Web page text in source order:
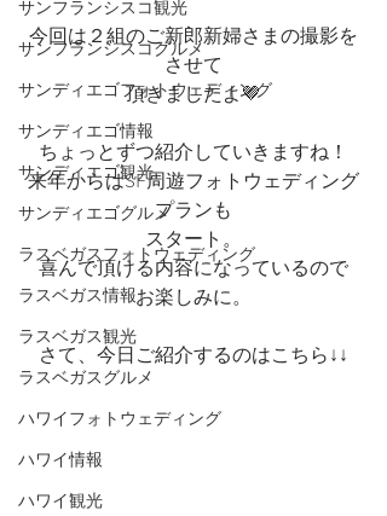
サンフランシスコ観光
サンフランシスコグルメ
サンディエゴフォトウェディング
サンディエゴ情報
サンディエゴ観光
サンディエゴグルメ
ラスベガスフォトウェディング
ラスベガス情報
ラスベガス観光
ラスベガスグルメ
ハワイフォトウェディング
ハワイ情報
ハワイ観光
今回は２組のご新郎新婦さまの撮影を
させて
頂きましたよ🤎
ちょっとずつ紹介していきますね！
来年からはSF周遊フォトウェディング
プランも
スタート。
喜んで頂ける内容になっているので
お楽しみに。
さて、今日ご紹介するのはこちら↓↓